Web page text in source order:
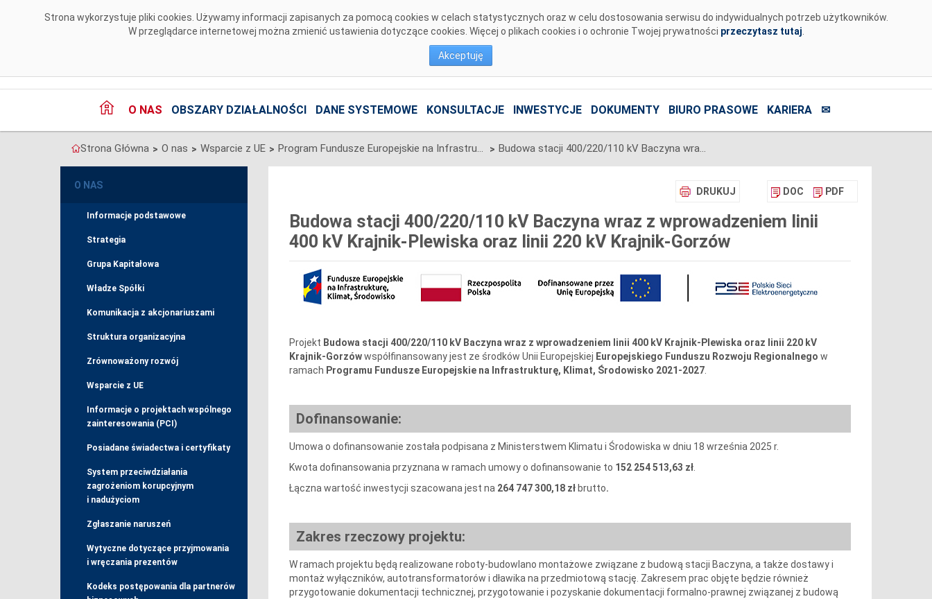
Strona wykorzystuje pliki cookies. Używamy informacji zapisanych za pomocą cookies w celach statystycznych oraz w celu dostosowania serwisu do indywidualnych potrzeb użytkowników.
W przeglądarce internetowej można zmienić ustawienia dotyczące cookies. Więcej o plikach cookies i o ochronie Twojej prywatności przeczytasz tutaj
Akceptuję
O NAS OBSZARY DZIAŁALNOŚCI DANE SYSTEMOWE KONSULTACJE INWESTYCJE DOKUMENTY BIURO PRASOWE KARIERA ✉
Strona Główna > O nas > Wsparcie z UE > Program Fundusze Europejskie na Infrastrukturę, Klimat, Środowisko 2021-2027 > Budowa stacji 400/220/110 kV Baczyna wraz z wprowadzeniem linii 400 kV Krajnik-Plewiska oraz linii 220 kV Krajnik-Gorzów
O NAS
Informacje podstawowe
Strategia
Grupa Kapitałowa
Władze Spółki
Komunikacja z akcjonariuszami
Struktura organizacyjna
Zrównoważony rozwój
Wsparcie z UE
Informacje o projektach wspólnego
zainteresowania (PCI)
Posiadane świadectwa i certyfikaty
System przeciwdziałania
zagrożeniom korupcyjnym
i nadużyciom
Zgłaszanie naruszeń
Wytyczne dotyczące przyjmowania
i wręczania prezentów
Kodeks postępowania dla partnerów
DRUKUJ DOC PDF
Budowa stacji 400/220/110 kV Baczyna wraz z wprowadzeniem linii
400 kV Krajnik-Plewiska oraz linii 220 kV Krajnik-Gorzów
Projekt Budowa stacji 400/220/110 kV Baczyna wraz z wprowadzeniem linii 400 kV Krajnik-Plewiska oraz linii 220 kV
Krajnik-Gorzówwspółfinansowany jest ze środków Unii Europejskiej Europejskiego Funduszu Rozwoju Regionalnego w
ramach Programu Fundusze Europejskie na Infrastrukturę, Klimat, Środowisko 2021-2027.
Dofinansowanie:
Umowa o dofinansowanie została podpisana z Ministerstwem Klimatu i Środowiska w dniu 18 września 2025 r.
Kwota dofinansowania przyznana w ramach umowy o dofinansowanie to 152 254 513,63 zł.
Łączna wartość inwestycji szacowana jest na 264 747 300,18 zł brutto.
Zakres rzeczowy projektu:
W ramach projektu będą realizowane roboty-budowlano montażowe związane z budową stacji Baczyna, a także dostawy i
montaż wyłączników, autotransformatorów i dławika na przedmiotową stację. Zakresem prac objęte będzie również
przygotowanie dokumentacji technicznej, przygotowanie i pozyskanie dokumentacji formalno-prawnej związanej z budową